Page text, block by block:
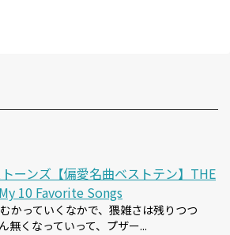
ーンズ【偏愛名曲ベストテン】THE
10 Favorite Songs
かっていくなかで、猥雑さは残りつつ
無くなっていって、プザー...